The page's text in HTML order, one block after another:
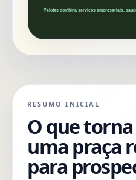
RESUMO INICIAL
O que
uma praça
para